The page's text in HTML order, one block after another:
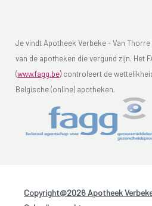
Je vindt Apotheek Verbeke - Van Thorre
van de apotheken die vergund zijn. Het
(www.fagg.be) controleert de
Belgische (online) apotheken.
Copyright@2026 Apotheek